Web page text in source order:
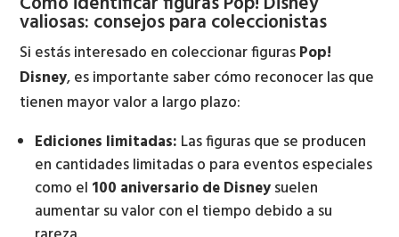
valiosas: consejos para coleccionistas
Si estás interesado en coleccionar figurasPop!
Disney, es importante saber cómo reconocer las que
tienen mayor valor a largo plazo:
Ediciones limitadas: Las figuras que se producen
en cantidades limitadas o para eventos especiales
como el 100 aniversario de Disneysuelen
aumentar su valor con el tiempo debido a su